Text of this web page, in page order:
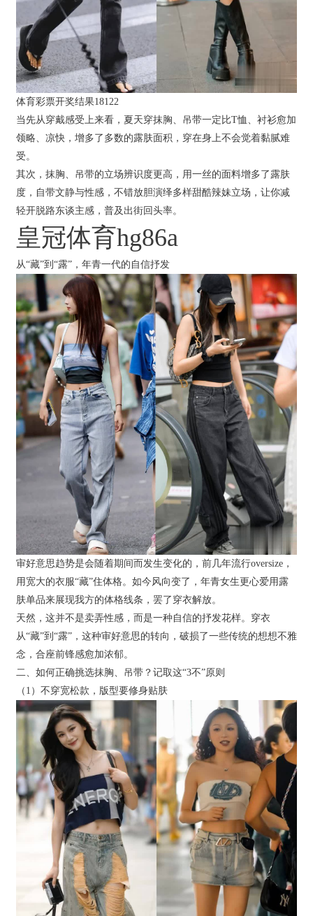
体育彩票开奖结果18122
当先从穿戴感受上来看，夏天穿抹胸、吊带一定比T恤、衬衫愈加
领略、凉快，增多了多数的露肤面积，穿在身上不会觉着黏腻难
受。
其次，抹胸、吊带的立场辨识度更高，用一丝的面料增多了露肤
度，自带文静与性感，不错放胆演绎多样甜酷辣妹立场，让你减
轻开脱路东谈主感，普及出街回头率。
皇冠体育hg86a
从“藏”到“露”，年青一代的自信抒发
审好意思趋势是会随着期间而发生变化的，前几年流行oversize，
用宽大的衣服“藏”住体格。如今风向变了，年青女生更心爱用露
肤单品来展现我方的体格线条，罢了穿衣解放。
天然，这并不是卖弄性感，而是一种自信的抒发花样。穿衣
从“藏”到“露”，这种审好意思的转向，破损了一些传统的想想不雅
念，合座前锋感愈加浓郁。
二、如何正确挑选抹胸、吊带？记取这“3不”原则
（1）不穿宽松款，版型要修身贴肤